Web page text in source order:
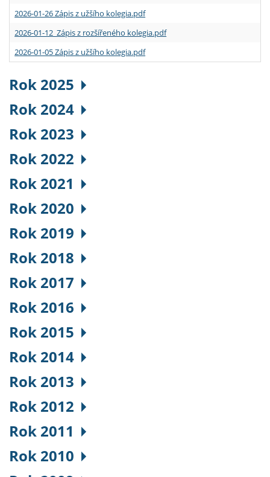
2026-01-26 Zápis z užšího kolegia.pdf
2026-01-12 Zápis z rozšířeného kolegia.pdf
2026-01-05 Zápis z užšího kolegia.pdf
Rok 2025
Rok 2024
Rok 2023
Rok 2022
Rok 2021
Rok 2020
Rok 2019
Rok 2018
Rok 2017
Rok 2016
Rok 2015
Rok 2014
Rok 2013
Rok 2012
Rok 2011
Rok 2010